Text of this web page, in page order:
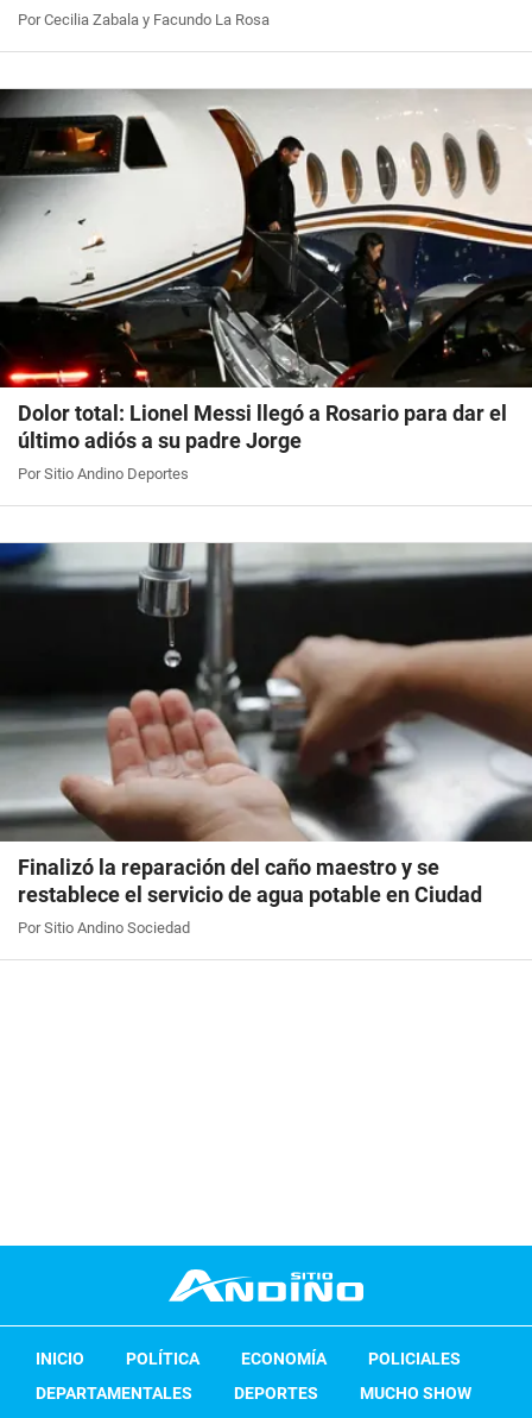
Por Cecilia Zabala y Facundo La Rosa
Dolor total: Lionel Messi llegó a Rosario para dar el
último adiós a su padre Jorge
Por Sitio Andino Deportes
Finalizó la reparación del caño maestro y se
restablece el servicio de agua potable en Ciudad
Por Sitio Andino Sociedad
INICIO POLÍTICA ECONOMÍA
POLICIALES
DEPARTAMENTALES
DEPORTES
MUCHO SHOW